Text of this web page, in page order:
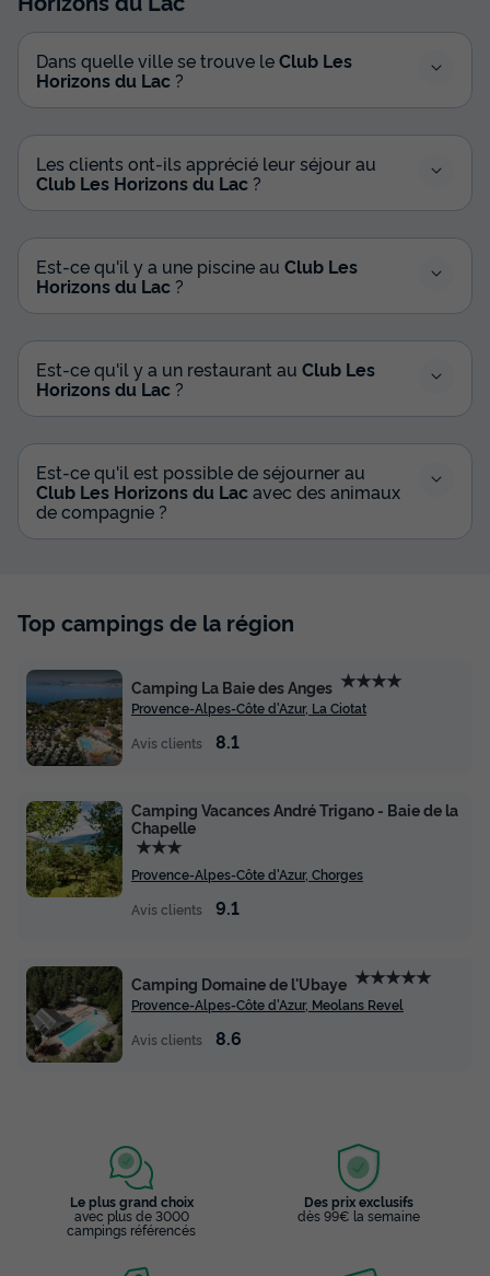
Dans quelle ville se trouve leClub Les
Horizons du Lac ?
Les clients ont-ils apprécié leur séjour au
Club Les Horizons du Lac ?
Est-ce qu'il y a une piscine au Club Les
Horizons du Lac ?
Est-ce qu'il y a un restaurant au Club Les
Horizons du Lac ?
Est-ce qu'il est possible de séjourner au
Club Les Horizons du Lacavec des animaux
de compagnie ?
Top campings de la région
Camping La Baie des Anges ★★★★
Provence-Alpes-Côte d'Azur, La Ciotat
Avis clients
8.1
Camping Vacances André Trigano - Baie de la
Chapelle
★★★
Provence-Alpes-Côte d'Azur, Chorges
Avis clients
9.1
Camping Domaine de l'Ubaye ★★★★★
Provence-Alpes-Côte d'Azur, Meolans Revel
Avis clients
8.6
Le plus grand choix
avec plus de 3000
campings référencés
Des prix exclusifs
dès 99€ la semaine